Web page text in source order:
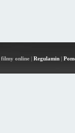
filmy online| Regulamin|